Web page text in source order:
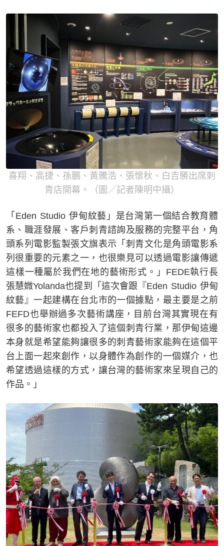
喜翔、高捷、孫鵬、黃騰浩、張懷秋、白吉勝出席刺
青店開幕。（圖／記者陳明中攝）
「Eden Studio 伊甸紋藝」是台灣第一個結合教育體
系、職涯發展、客戶刺青諮詢及服務的完整平台，角
頭系列電影監製張文旗表示「刺青文化是角頭電影系
列很重要的元素之一，也很樂見可以透過電影讓傳遞
這樣一種屬於我們在地的藝術形式。」FEDE執行長
張慧媺Yolanda也提到「這次會跟『Eden Studio 伊甸
紋藝』一起建構在台北市的一個據點，最主要是之前
FEFD也舉辦過多次藝術講座，目前台灣其實現在有
很多的藝術家也都投入了這個刺青行業，那伊甸這邊
本身就是希望能夠讓很多的刺青藝術家能夠在這個平
台上面一起來創作，以身體作為創作的一個媒介，也
希望透過這樣的方式，讓台灣的藝術家來呈現自己的
作品。」